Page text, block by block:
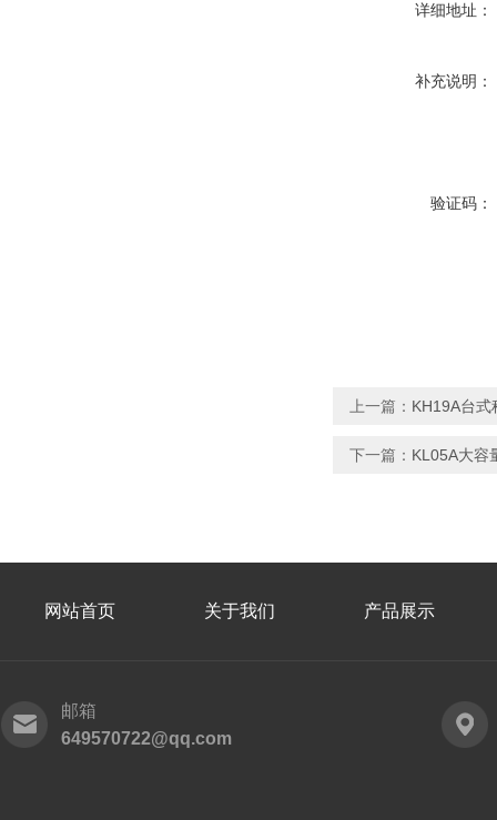
详细地址：
补充说明：
验证码：
上一篇： KH19A台
下一篇： KL05A大容
网站首页 关于我们 产品展示
邮箱
649570722@qq.com